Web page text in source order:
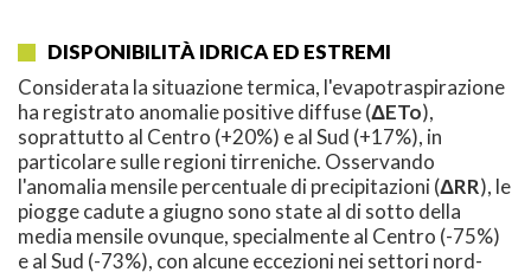
DISPONIBILITÀ IDRICA ED ESTREMI
Considerata la situazione termica, l'evapotraspirazione
ha registrato anomalie positive diffuse (ΔETo),
soprattutto al Centro (+20%) e al Sud (+17%), in
particolare sulle regioni tirreniche. Osservando
l'anomalia mensile percentuale di precipitazioni (ΔRR), le
piogge cadute a giugno sono state al di sotto della
media mensile ovunque, specialmente al Centro (-75%)
e al Sud (-73%), con alcune eccezioni nei settori nord-